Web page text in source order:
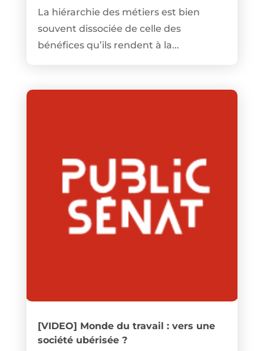
La hiérarchie des métiers est bien
souvent dissociée de celle des
bénéfices qu’ils rendent à la...
[VIDEO] Monde du travail : vers une
société ubérisée ?